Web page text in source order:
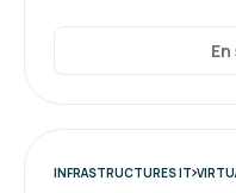
conteneurs virtuels
INFRASTRUCTURES IT